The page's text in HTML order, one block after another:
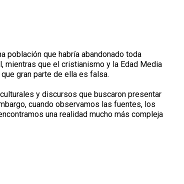
población que habría abandonado toda
mientras que el cristianismo y la Edad Media
gran parte de ella es falsa.
y discursos que buscaron presentar
cuando observamos las fuentes, los
una realidad mucho más compleja